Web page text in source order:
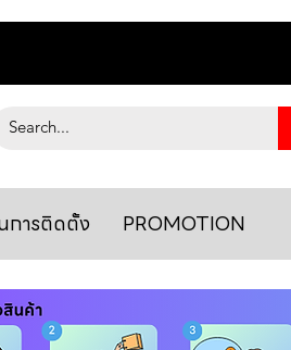
การติดตั้ง PROMOTION